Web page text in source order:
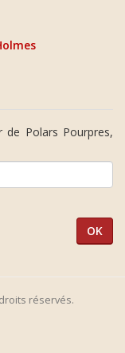
Polars Pourpres,
réservés.